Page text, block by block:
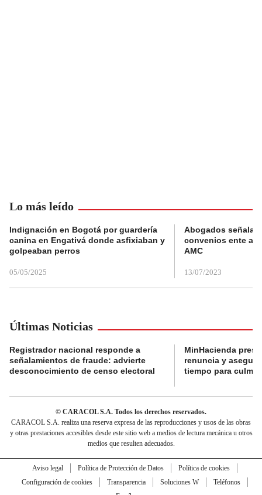
Lo más leído
Indignación en Bogotá por guardería
canina en Engativá donde asfixiaban y
golpeaban perros
05/05/2025
Abogados
convenios ente
AMC
13/07/2023
Últimas Noticias
Registrador nacional responde a
señalamientos de fraude: advierte
desconocimiento de censo electoral
MinHacienda
renuncia y
tiempo para
© CARACOL S.A. Todos los derechos reservados.
CARACOL S.A. realiza una reserva expresa de las reproducciones y usos de las obras
y otras prestaciones accesibles desde este sitio web a medios de lectura mecánica u otros
medios que resulten adecuados.
Aviso legal Política de Protección de Datos
Política de cookies
Configuración de cookies
Transparencia Soluciones W
Teléfonos